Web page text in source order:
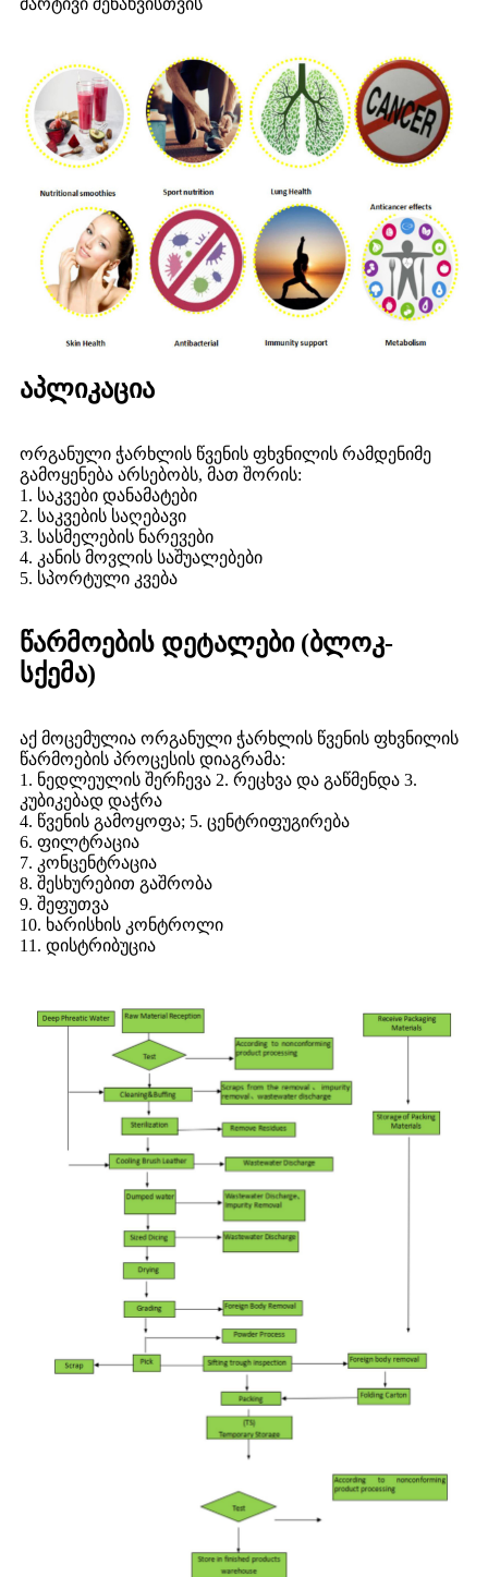
მარტივი შენახვისთვის
აპლიკაცია
ორგანული ჭარხლის წვენის ფხვნილის რამდენიმე
გამოყენება არსებობს, მათ შორის:
1. საკვები დანამატები
2. საკვების საღებავი
3. სასმელების ნარევები
4. კანის მოვლის საშუალებები
5. სპორტული კვება
წარმოების დეტალები (ბლოკ-
სქემა)
აქ მოცემულია ორგანული ჭარხლის წვენის ფხვნილის
წარმოების პროცესის დიაგრამა:
1. ნედლეულის შერჩევა 2. რეცხვა და გაწმენდა 3.
კუბიკებად დაჭრა
4. წვენის გამოყოფა; 5. ცენტრიფუგირება
6. ფილტრაცია
7. კონცენტრაცია
8. შესხურებით გაშრობა
9. შეფუთვა
10. ხარისხის კონტროლი
11. დისტრიბუცია